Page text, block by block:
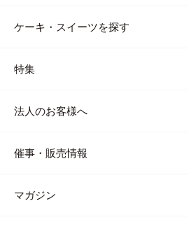
ケーキ・スイーツを探す
特集
法人のお客様へ
催事・販売情報
マガジン